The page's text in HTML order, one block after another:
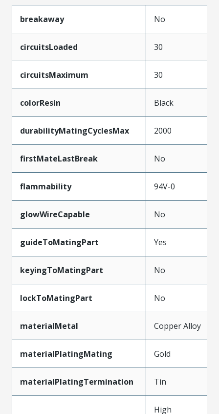
breakaway No
circuitsLoaded 30
circuitsMaximum 30
colorResin Black
durabilityMatingCyclesMax 2000
firstMateLastBreak No
flammability 94V-0
glowWireCapable No
guideToMatingPart Yes
keyingToMatingPart No
lockToMatingPart No
materialMetal Copper Alloy
materialPlatingMating Gold
materialPlatingTermination Tin
High